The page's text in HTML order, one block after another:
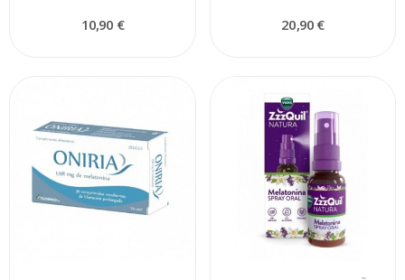
10,90 € 20,90 €